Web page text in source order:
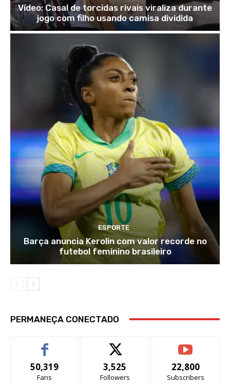
Vídeo: Casal de torcidas rivais viraliza durante
jogo com filho usando camisa dividida
ESPORTE
Barça anuncia Kerolin com valor recorde no
futebol feminino brasileiro
PERMANEÇA CONECTADO
50,319
Fans
3,525
Followers
22,800
Subscribers